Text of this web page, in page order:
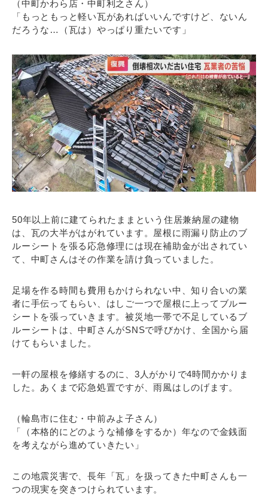
（中町かわら店・中町利之さん）
「もっともっと軽い瓦があればいいんですけど、ないん
だろうな…（瓦は）やっぱり重たいです」
50年以上前に建てられたままという住居兼納屋の建物
は、瓦の大半がはがれています。屋根に雨漏り防止のブ
ルーシートを張る応急修理には現在補助金が出されてい
て、中町さんはその作業を請け負っていました。
足場を作る時間も費用もかけられない中、知り合いの業
者に手伝ってもらい、はしご一つで屋根に上ってブルー
シートを張っていきます。被災地一帯で不足しているブ
ルーシートは、中町さんがSNSで呼びかけ、全国から届
けてもらいました。
一軒の屋根を修繕するのに、3人がかりで4時間かかりま
した。あくまで応急処置ですが、雨風はしのげます。
（輪島市に住む・中前みよ子さん）
「（本格的にどのような補修をするか）年なので金銭面
を考えながら進めていきたい」
この地震災害で、長年「瓦」を扱ってきた中町さんも一
つの現実を突きつけられています。